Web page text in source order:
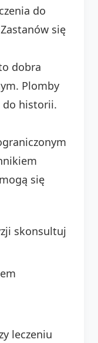
do
się
dobra
Plomby
do historii.
się
skonsultuj
leczeniu